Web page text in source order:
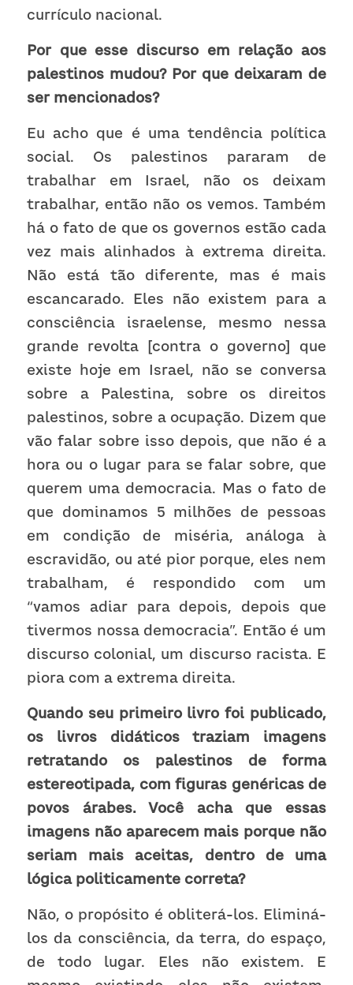
currículo nacional.
Por que esse discurso em relação aos
palestinos mudou? Por que deixaram de
ser mencionados?
Eu acho que é uma tendência política
social. Os palestinos pararam de
trabalhar em Israel, não os deixam
trabalhar, então não os vemos. Também
há o fato de que os governos estão cada
vez mais alinhados à extrema direita.
Não está tão diferente, mas é mais
escancarado. Eles não existem para a
consciência israelense, mesmo nessa
grande revolta [contra o governo] que
existe hoje em Israel, não se conversa
sobre a Palestina, sobre os direitos
palestinos, sobre a ocupação. Dizem que
vão falar sobre isso depois, que não é a
hora ou o lugar para se falar sobre, que
querem uma democracia. Mas o fato de
que dominamos 5 milhões de pessoas
em condição de miséria, análoga à
escravidão, ou até pior porque, eles nem
trabalham, é respondido com um
“vamos adiar para depois, depois que
tivermos nossa democracia”. Então é um
discurso colonial, um discurso racista. E
piora com a extrema direita.
Quando seu primeiro livro foi publicado,
os livros didáticos traziam imagens
retratando os palestinos de forma
estereotipada, com figuras genéricas de
povos árabes. Você acha que essas
imagens não aparecem mais porque não
seriam mais aceitas, dentro de uma
lógica politicamente correta?
Não, o propósito é obliterá-los. Eliminá-
los da consciência, da terra, do espaço,
de todo lugar. Eles não existem. E